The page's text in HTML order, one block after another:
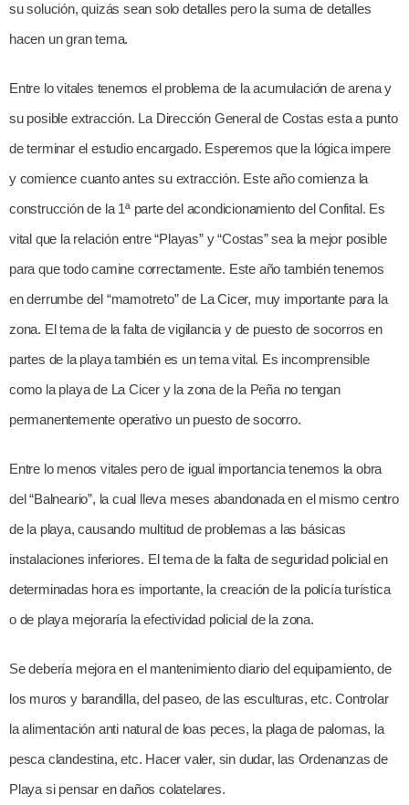
su solución, quizás sean solo detalles pero la suma de detalles
hacen un gran tema.
Entre lo vitales tenemos el problema de la acumulación de arena y
su posible extracción. La Dirección General de Costas esta a punto
de terminar el estudio encargado. Esperemos que la lógica impere
y comience cuanto antes su extracción. Este año comienza la
construcción de la 1ª parte del acondicionamiento del Confital. Es
vital que la relación entre “Playas” y “Costas” sea la mejor posible
para que todo camine correctamente. Este año también tenemos
en derrumbe del “mamotreto” de La Cicer, muy importante para la
zona. El tema de la falta de vigilancia y de puesto de socorros en
partes de la playa también es un tema vital. Es incomprensible
como la playa de La Cicer y la zona de la Peña no tengan
permanentemente operativo un puesto de socorro.
Entre lo menos vitales pero de igual importancia tenemos la obra
del “Balneario”, la cual lleva meses abandonada en el mismo centro
de la playa, causando multitud de problemas a las básicas
instalaciones inferiores. El tema de la falta de seguridad policial en
determinadas hora es importante, la creación de la policía turística
o de playa mejoraría la efectividad policial de la zona.
Se debería mejora en el mantenimiento diario del equipamiento, de
los muros y barandilla, del paseo, de las esculturas, etc. Controlar
la alimentación anti natural de loas peces, la plaga de palomas, la
pesca clandestina, etc. Hacer valer, sin dudar, las Ordenanzas de
Playa si pensar en daños colatelares.